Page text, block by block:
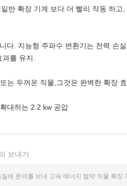
반 확장 기계 보다 더 빨리 작동 하고,
다. 지능형 주파수 변환기는 전력 손
과를 유지.
는 두꺼운 직물,그것은 완벽한 확장
대하는 2.2 kw 공압
보내기